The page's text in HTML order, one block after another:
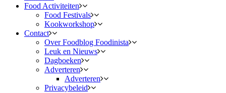
Food Activiteiten
Food Festivals
Kookworkshop
Contact
Over Foodblog Foodinista
Leuk en Nieuws
Dagboeken
Adverteren
Adverteren
Privacybeleid